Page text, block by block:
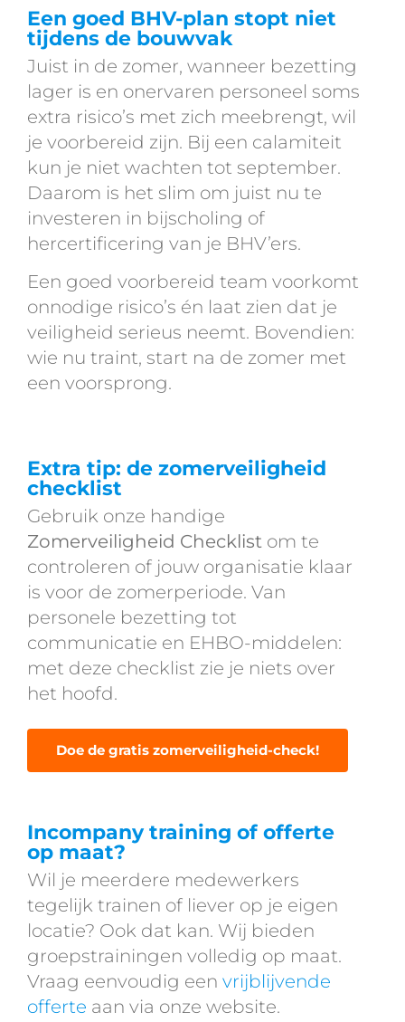
Een goed BHV-plan stopt niet
tijdens de bouwvak
Juist in de zomer, wanneer bezetting
lager is en onervaren personeel soms
extra risico’s met zich meebrengt, wil
je voorbereid zijn. Bij een calamiteit
kun je niet wachten tot september.
Daarom is het slim om juist nu te
investeren in bijscholing of
hercertificering van je BHV’ers.
Een goed voorbereid team voorkomt
onnodige risico’s én laat zien dat je
veiligheid serieus neemt. Bovendien:
wie nu traint, start na de zomer met
een voorsprong.
Extra tip: de zomerveiligheid
checklist
Gebruik onze handige
Zomerveiligheid Checklist om te
controleren of jouw organisatie klaar
is voor de zomerperiode. Van
personele bezetting tot
communicatie en EHBO-middelen:
met deze checklist zie je niets over
het hoofd.
Doe de gratis zomerveiligheid-check!
Incompany training of offerte
op maat?
Wil je meerdere medewerkers
tegelijk trainen of liever op je eigen
locatie? Ook dat kan. Wij bieden
groepstrainingen volledig op maat.
Vraag eenvoudig een vrijblijvende
offerte aan via onze website.